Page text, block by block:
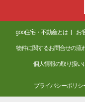
goo住宅・不動産とは お
物件に関するお問合せの流
個人情報の取り扱い
プライバシーポリシ